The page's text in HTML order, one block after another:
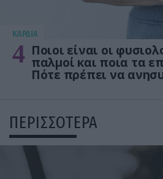
KΑΡΔΙΑ
4 Ποιοι είναι οι
παλμοί και ποια τα
Πότε πρέπει να
ΠΕΡΙΣΣΟΤΕΡΑ